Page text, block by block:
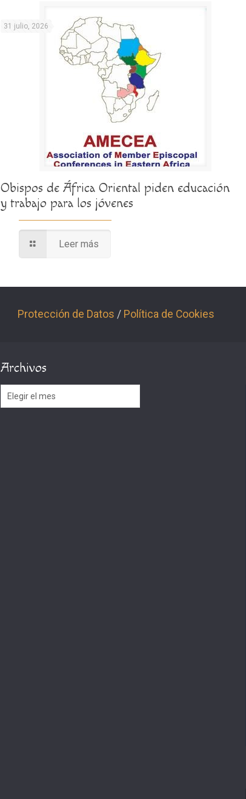
31 julio, 2026
Obispos de África Oriental piden educación
y trabajo para los jóvenes
Leer más
Protección de Datos / Política de Cookies
Archivos
Archivos